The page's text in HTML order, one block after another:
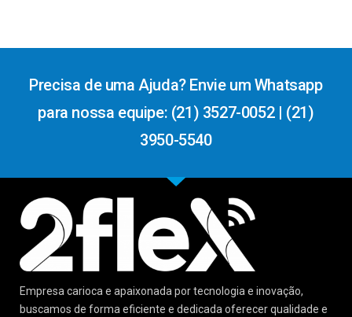
Precisa de uma Ajuda? Envie um Whatsapp
para nossa equipe: (21) 3527-0052 | (21)
3950-5540
Empresa carioca e apaixonada por tecnologia e inovação,
buscamos de forma eficiente e dedicada oferecer qualidade e